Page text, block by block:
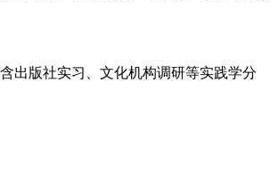
版社实习、文化机构调研等实践学分